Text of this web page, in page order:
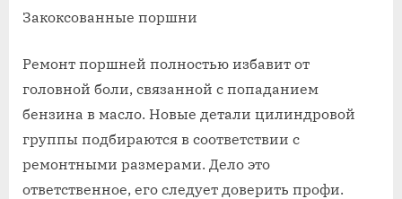
Закоксованные поршни
Ремонт поршней полностью избавит от
головной боли, связанной с попаданием
бензина в масло. Новые детали цилиндровой
группы подбираются в соответствии с
ремонтными размерами. Дело это
ответственное, его следует доверить профи.